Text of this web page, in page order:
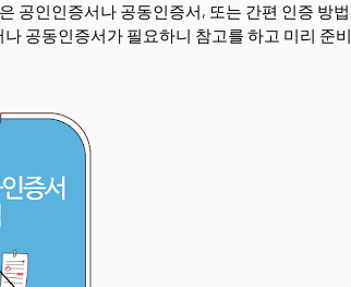
공인인증서나 공동인증서, 또는 간편 인증 방법
공동인증서가 필요하니 참고를 하고 미리 준비